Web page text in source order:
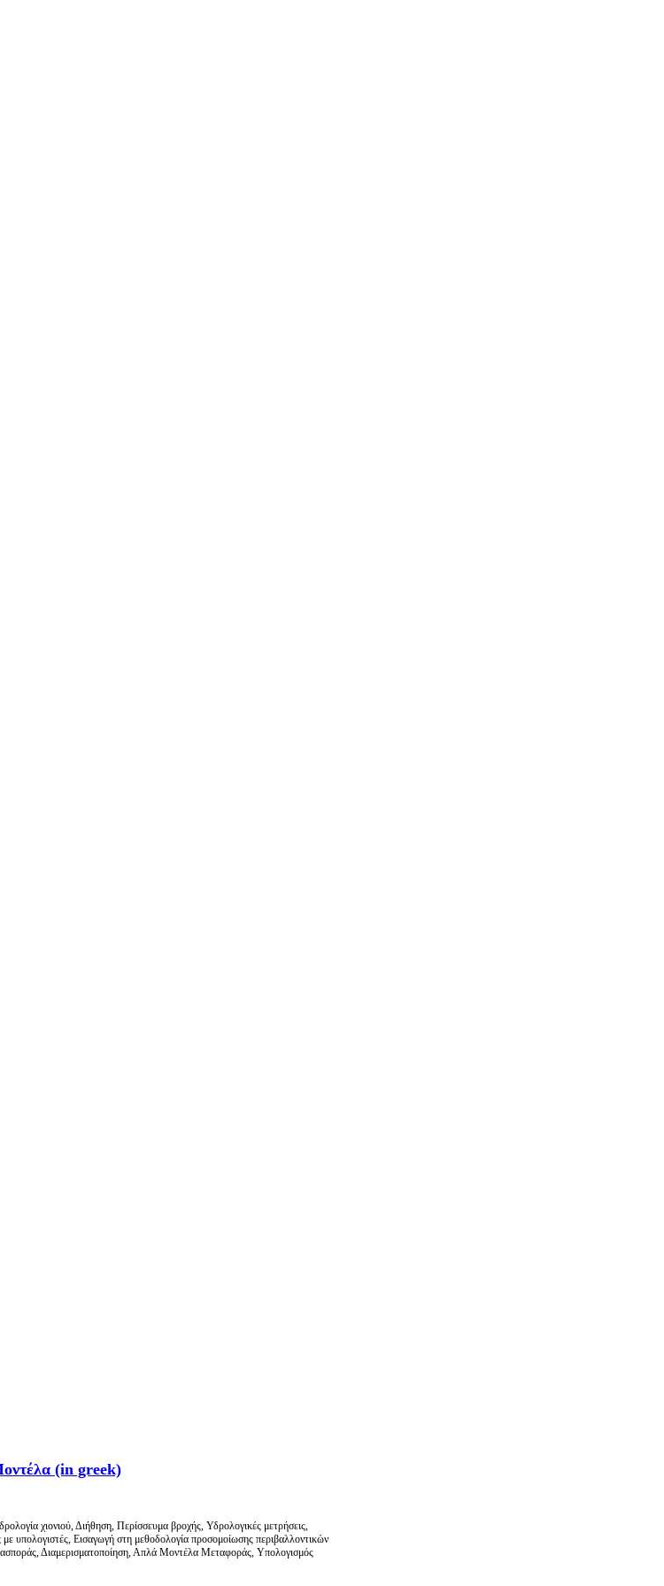
(in greek)
χιονιού, Διήθηση, Περίσσευμα βροχής, Υδρολογικές μετρήσεις,
υπολογιστές, Εισαγωγή στη μεθοδολογία προσομοίωσης περιβαλλοντικών
Διαμερισματοποίηση, Απλά Μοντέλα Μεταφοράς, Υπολογισμός